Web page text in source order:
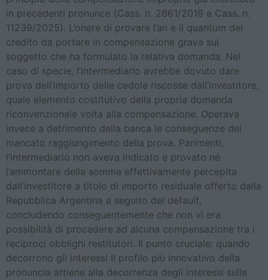
in precedenti pronunce (Cass. n. 2661/2019 e Cass. n.
11239/2025). L’onere di provare l’an e il quantum del
credito da portare in compensazione grava sul
soggetto che ha formulato la relativa domanda. Nel
caso di specie, l’intermediario avrebbe dovuto dare
prova dell’importo delle cedole riscosse dall’investitore,
quale elemento costitutivo della propria domanda
riconvenzionale volta alla compensazione. Operava
invece a detrimento della banca le conseguenze del
mancato raggiungimento della prova. Parimenti,
l’intermediario non aveva indicato e provato né
l’ammontare della somma effettivamente percepita
dall’investitore a titolo di importo residuale offerto dalla
Repubblica Argentina a seguito del default,
concludendo conseguentemente che non vi era
possibilità di procedere ad alcuna compensazione tra i
reciproci obblighi restitutori. Il punto cruciale: quando
decorrono gli interessi Il profilo più innovativo della
pronuncia attiene alla decorrenza degli interessi sulle